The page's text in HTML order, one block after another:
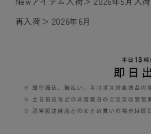
再入荷＞ 2026年6月